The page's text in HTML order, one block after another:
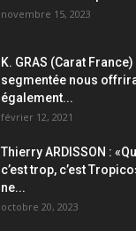
novembre 15, 2023
K. GRAS (Carat France)
segmentée nous
également...
février 12, 2021
Thierry ARDISSON :
c’est trop, c’est
ne...
octobre 20, 2023